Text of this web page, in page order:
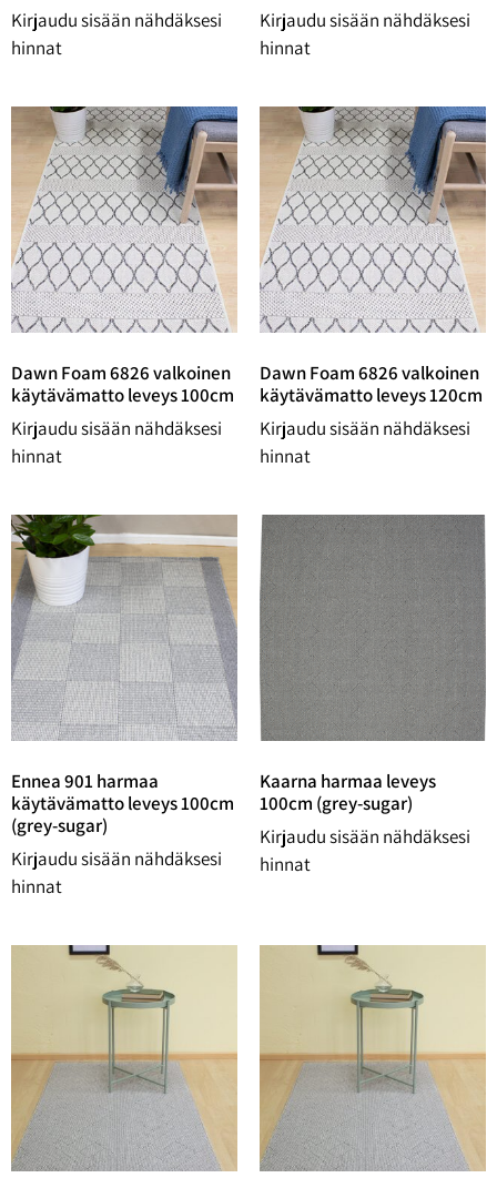
Kirjaudu sisään nähdäksesi
hinnat
Kirjaudu sisään nähdäksesi
hinnat
Dawn Foam 6826 valkoinen
käytävämatto leveys 100cm
Kirjaudu sisään nähdäksesi
hinnat
Dawn Foam 6826 valkoinen
käytävämatto leveys 120cm
Kirjaudu sisään nähdäksesi
hinnat
Ennea 901 harmaa
käytävämatto leveys 100cm
(grey-sugar)
Kirjaudu sisään nähdäksesi
hinnat
Kaarna harmaa leveys
100cm (grey-sugar)
Kirjaudu sisään nähdäksesi
hinnat